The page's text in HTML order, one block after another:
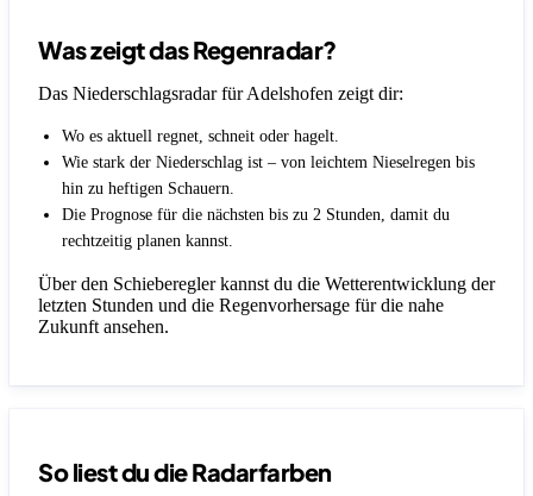
Was zeigt das Regenradar?
Das Niederschlagsradar für Adelshofen zeigt dir:
Wo es aktuell regnet, schneit oder hagelt.
Wie stark der Niederschlag ist – von leichtem Nieselregen bis
hin zu heftigen Schauern.
Die Prognose für die nächsten bis zu 2 Stunden, damit du
rechtzeitig planen kannst.
Über den Schieberegler kannst du die Wetterentwicklung der
letzten Stunden und die Regenvorhersage für die nahe
Zukunft ansehen.
So liest du die Radarfarben